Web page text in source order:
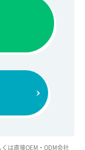
は直接OEM・ODM会社